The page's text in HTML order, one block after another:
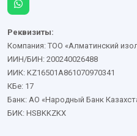
Реквизиты:
Компания: ТОО «Алматинский
ИИН/БИН: 200240026488
ИИК: KZ16501A861070970341
КБе: 17
Банк: АО «Народный Банк
БИК: HSBKKZKX